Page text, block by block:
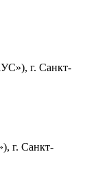
г. Санкт-
г. Санкт-